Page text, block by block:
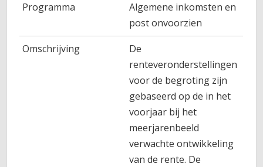
Programma
Algemene inkomsten en
post onvoorzien
Omschrijving
De
renteveronderstellingen
voor de begroting zijn
gebaseerd op de in het
voorjaar bij het
meerjarenbeeld
verwachte ontwikkeling
van de rente. De